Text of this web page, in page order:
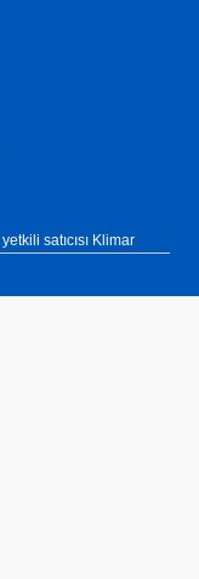
satıcısı Klimar
yurtta yaygın servis